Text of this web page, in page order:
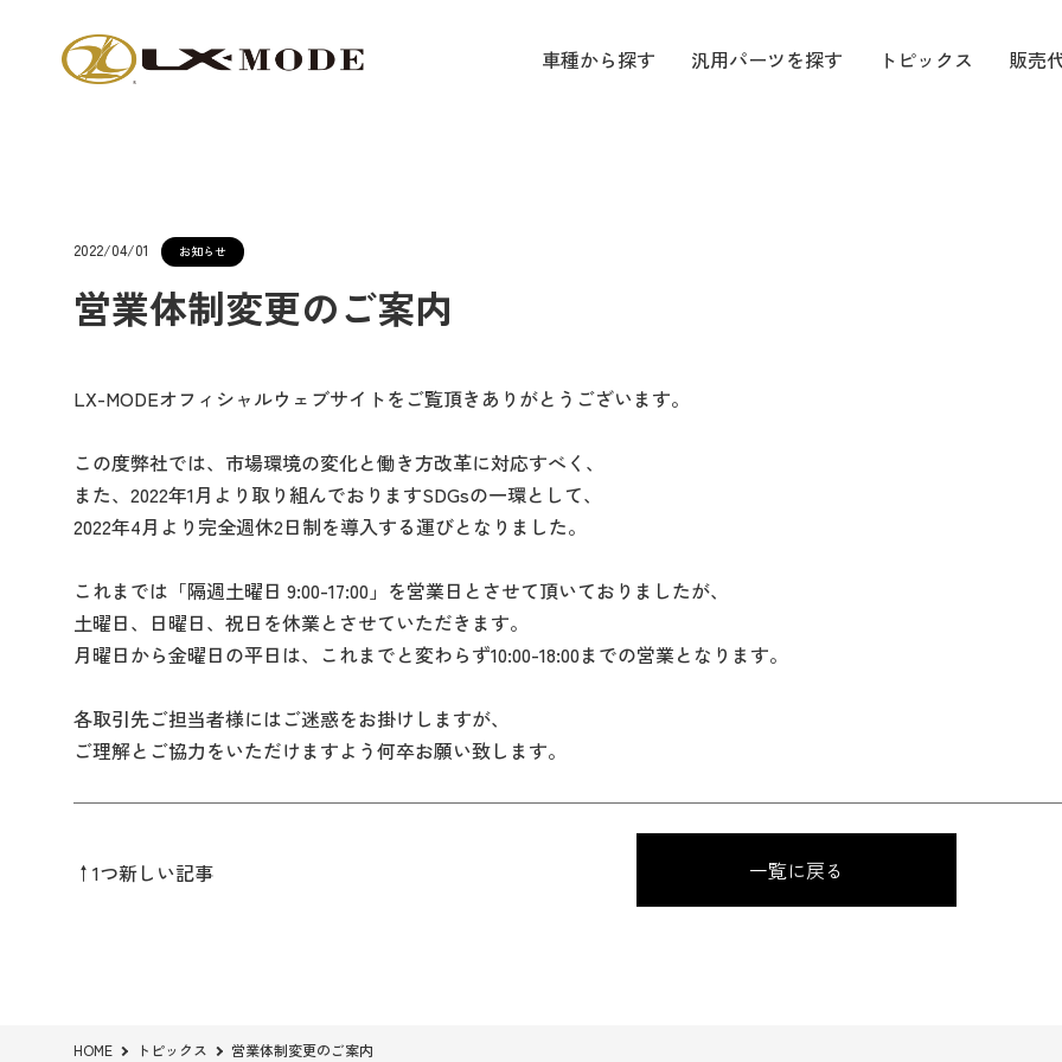
車種から探す 汎用パーツを探す トピックス 販売
2022/04/01 お知らせ
営業体制変更のご案内
LX-MODEオフィシャルウェブサイトをご覧頂きありがとうございます。
この度弊社では、市場環境の変化と働き方改革に対応すべく、
また、2022年1月より取り組んでおりますSDGsの一環として、
2022年4月より完全週休2日制を導入する運びとなりました。
これまでは「隔週土曜日 9:00-17:00」を営業日とさせて頂いておりましたが、
土曜日、日曜日、祝日を休業とさせていただきます。
月曜日から金曜日の平日は、これまでと変わらず10:00-18:00までの営業となります。
各取引先ご担当者様にはご迷惑をお掛けしますが、
ご理解とご協力をいただけますよう何卒お願い致します。
↑1つ新しい記事 一覧に戻る
HOME トピックス 営業体制変更のご案内